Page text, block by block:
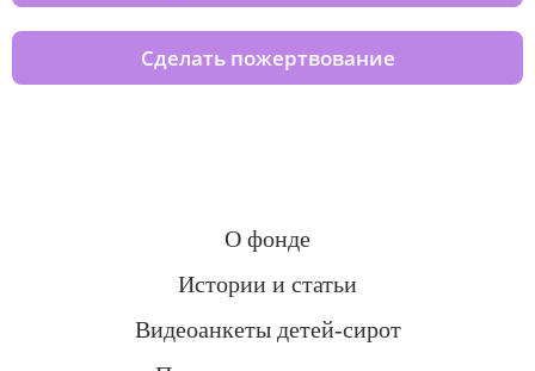
Сделать пожертвование
О фонде
Истории и статьи
Видеоанкеты детей-сирот